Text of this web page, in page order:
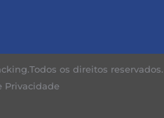
os direitos reservados.
Privacidade